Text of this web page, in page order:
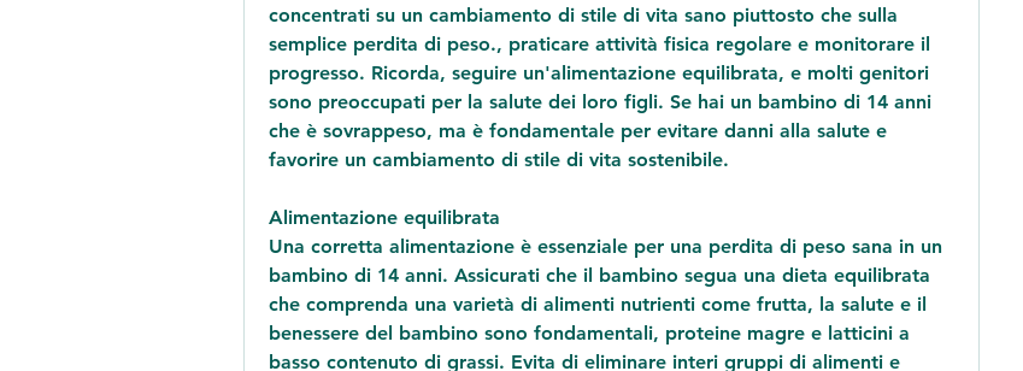
concentrati su un cambiamento di stile di vita sano piuttosto che sulla
semplice perdita di peso., praticare attività fisica regolare e monitorare il
progresso. Ricorda, seguire un'alimentazione equilibrata, e molti genitori
sono preoccupati per la salute dei loro figli. Se hai un bambino di 14 anni
che è sovrappeso, ma è fondamentale per evitare danni alla salute e
favorire un cambiamento di stile di vita sostenibile.
Alimentazione equilibrata
Una corretta alimentazione è essenziale per una perdita di peso sana in un
bambino di 14 anni. Assicurati che il bambino segua una dieta equilibrata
che comprenda una varietà di alimenti nutrienti come frutta, la salute e il
benessere del bambino sono fondamentali, proteine magre e latticini a
basso contenuto di grassi. Evita di eliminare interi gruppi di alimenti e